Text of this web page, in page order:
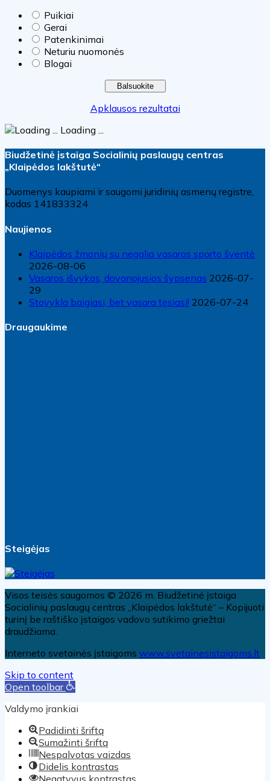
Puikiai
Gerai
Patenkinimai
Neturiu nuomonės
Blogai
Apklausos rezultatai
Loading ...
Biudžetinė įstaiga Socialinių paslaugų centras
„Klaipėdos lakštutė“
Duomenys kaupiami ir saugomi juridinių asmenų registre,
kodas 141833324
Naujienos
Klaipėdos žmonių su negalia vasaros sporto šventė
2026-08-06
Vasaros išvykos, dovanojusios šypsenas 2026-07-
29
Stovykla baigiasi, bet vasara tęsiasi! 2026-07-24
Draugaukime
Steigėjas
Visos teisės saugomos © 2026 m. Biudžetinė įstaiga
Socialinių paslaugų centras „Klaipėdos lakštutė“ – Kopijuoti
turinį be raštiško įstaigos vadovo sutikimo griežtai
draudžiama.
Interneto svetainės įstaigoms www.svetainesistaigoms.lt
Skip to content
Open toolbar
Valdymo įrankiai
Padidinti šriftą
Sumažinti šriftą
Nespalvotas vaizdas
Didelis kontrastas
Negatyvus kontrastas